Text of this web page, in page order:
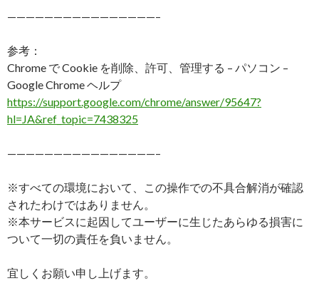
————————————————–
参考：
Chrome で Cookie を削除、許可、管理する – パソコン –
Google Chrome ヘルプ
https://support.google.com/chrome/answer/95647?
hl=JA&ref_topic=7438325
————————————————–
※すべての環境において、この操作での不具合解消が確認
されたわけではありません。
※本サービスに起因してユーザーに生じたあらゆる損害に
ついて一切の責任を負いません。
宜しくお願い申し上げます。